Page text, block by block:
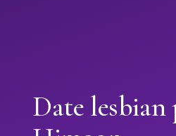
Date